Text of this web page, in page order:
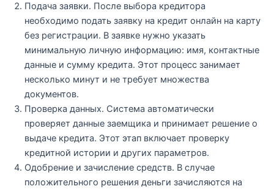
Подача заявки. После выбора кредитора
необходимо подать заявку на кредит онлайн на карту
без регистрации. В заявке нужно указать
минимальную личную информацию: имя, контактные
данные и сумму кредита. Этот процесс занимает
несколько минут и не требует множества
документов.
Проверка данных. Система автоматически
проверяет данные заемщика и принимает решение о
выдаче кредита. Этот этап включает проверку
кредитной истории и других параметров.
Одобрение и зачисление средств. В случае
положительного решения деньги зачисляются на